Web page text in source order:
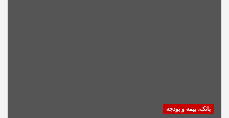
بانک، بیمه و بودجه